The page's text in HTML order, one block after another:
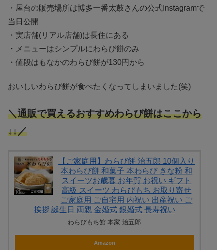
・屋台の販売場所は博多一番太鼓さんの公式Instagramで
当日公開
・実店舗(リアル店舗)は長住にある
・メニューはシンプルにわらび餅のみ
・値段はもなかのわらび餅が130円から
おいしいわらび餅が食べたくなってしまいました(笑)
＼通販で買えるおすすめわらび餅はここから
↓↓／
【ご家庭用】わらび餅 治五郎 10個入り
本わらび餅 和菓子 本わらび きな粉 和
スイーツお歳暮 お年賀 お祝い ギフト
高級 スイーツ わらびもち お取り寄せ
ご家庭用 ご自宅用 内祝い 出産祝い ご
挨拶 誕生日 両親 金婚式 銀婚式 長寿祝い
わらびもち館 本家 治五郎
Amazon